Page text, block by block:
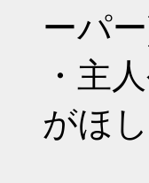
ーパ
・主
がほ